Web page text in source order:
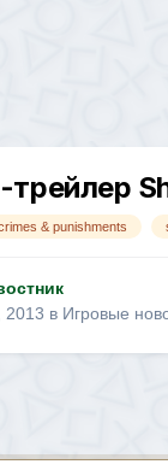
трейлер
& punishments
2013 в Игровые